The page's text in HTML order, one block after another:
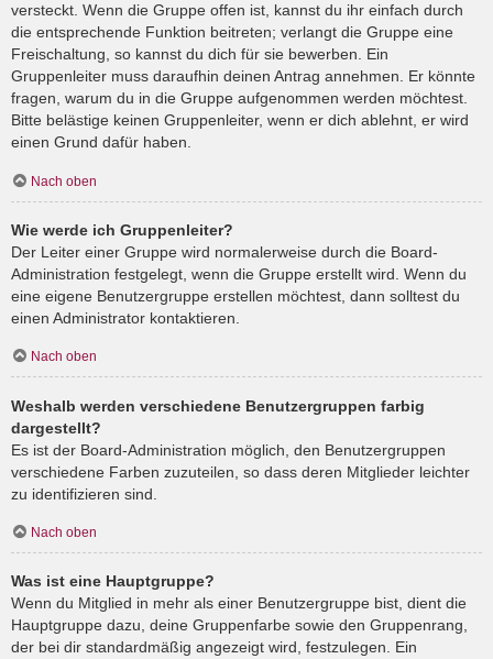
versteckt. Wenn die Gruppe offen ist, kannst du ihr einfach durch
die entsprechende Funktion beitreten; verlangt die Gruppe eine
Freischaltung, so kannst du dich für sie bewerben. Ein
Gruppenleiter muss daraufhin deinen Antrag annehmen. Er könnte
fragen, warum du in die Gruppe aufgenommen werden möchtest.
Bitte belästige keinen Gruppenleiter, wenn er dich ablehnt, er wird
einen Grund dafür haben.
Nach oben
Wie werde ich Gruppenleiter?
Der Leiter einer Gruppe wird normalerweise durch die Board-
Administration festgelegt, wenn die Gruppe erstellt wird. Wenn du
eine eigene Benutzergruppe erstellen möchtest, dann solltest du
einen Administrator kontaktieren.
Nach oben
Weshalb werden verschiedene Benutzergruppen farbig
dargestellt?
Es ist der Board-Administration möglich, den Benutzergruppen
verschiedene Farben zuzuteilen, so dass deren Mitglieder leichter
zu identifizieren sind.
Nach oben
Was ist eine Hauptgruppe?
Wenn du Mitglied in mehr als einer Benutzergruppe bist, dient die
Hauptgruppe dazu, deine Gruppenfarbe sowie den Gruppenrang,
der bei dir standardmäßig angezeigt wird, festzulegen. Ein